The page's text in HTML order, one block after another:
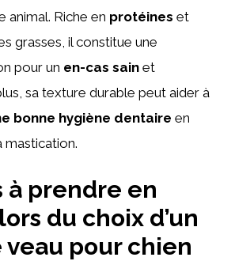
animal. Riche en protéines et
grasses, il constitue une
pour un en-cas sain et
sa texture durable peut aider à
bonne hygiène dentaire en
mastication.
à prendre en
du choix d’un
veau pour chien